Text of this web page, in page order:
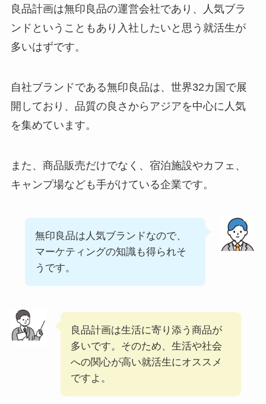
良品計画は無印良品の運営会社であり、人気ブラ
ンドということもあり入社したいと思う就活生が
多いはずです。
自社ブランドである無印良品は、世界32カ国で展
開しており、品質の良さからアジアを中心に人気
を集めています。
また、商品販売だけでなく、宿泊施設やカフェ、
キャンプ場なども手がけている企業です。
無印良品は人気ブランドなので、
マーケティングの知識も得られそ
うです。
良品計画は生活に寄り添う商品が
多いです。そのため、生活や社会
への関心が高い就活生にオススメ
ですよ。